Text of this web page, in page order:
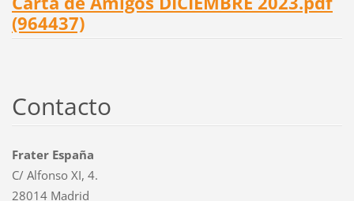
(964437)
Contacto
Frater España
C/ Alfonso XI, 4.
28014 Madrid